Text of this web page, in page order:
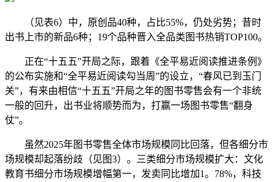
（见表6）中，原创品40种，占比55%，仍处劣势；昔时
出书上市的新品6种；19个品种晋入全品类图书热销TOP100。
正在“十五五”开局之际，跟着《全平易近阅读推进条例》
的公布实施和“全平易近阅读勾当周”的设立，“春风已到玉门
关”，有来由相信“十五五”开局之年的图书零售会有一个非统
一般的回升，出书业将顺势而为，打赢一场图书零售“翻身
仗”。
虽然2025年图书零售全体市场规模同比回落，但各细分市
场规模却起落纷歧（见图3）。三类细分市场规模扩大：文化
教育书细分市场规模增幅第一，发卖同比增加1。78%，科技